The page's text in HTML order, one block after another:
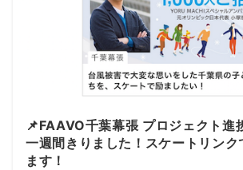
📌FAAVO千葉幕張 プロジェクト進
一週間きりました！スケートリンク
ます！